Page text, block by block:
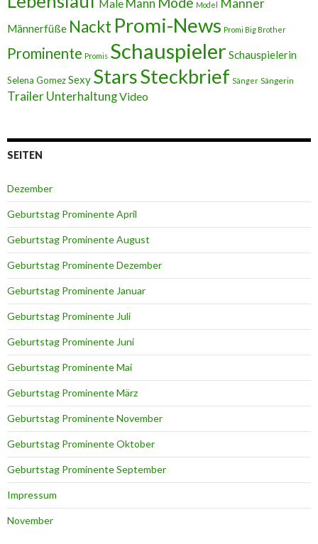
Male Mann Model Männer
Männerfüße Nackt Promi-News Promi Big Brother
Prominente Promis Schauspieler Schauspielerin
Selena GomezSexy StarsSteckbrief Sänger Sängerin
Trailer UnterhaltungVideo
SEITEN
Dezember
Geburtstag Prominente April
Geburtstag Prominente August
Geburtstag Prominente Dezember
Geburtstag Prominente Januar
Geburtstag Prominente Juli
Geburtstag Prominente Juni
Geburtstag Prominente Mai
Geburtstag Prominente März
Geburtstag Prominente November
Geburtstag Prominente Oktober
Geburtstag Prominente September
Impressum
November